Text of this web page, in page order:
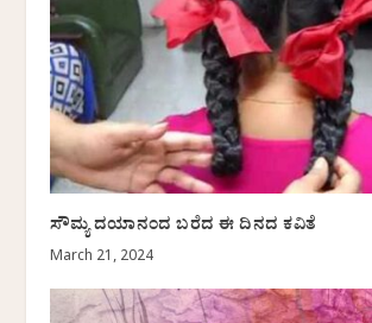
ಸೌಮ್ಯ ದಯಾನಂದ ಬರೆದ ಈ ದಿನದ ಕವಿತೆ
March 21, 2024